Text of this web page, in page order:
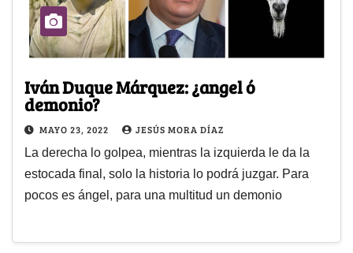
Iván Duque Márquez: ¿angel ó
demonio?
MAYO 23, 2022 JESÚS MORA DÍAZ
La derecha lo golpea, mientras la izquierda le da la
estocada final, solo la historia lo podrá juzgar. Para
pocos es ángel, para una multitud un demonio